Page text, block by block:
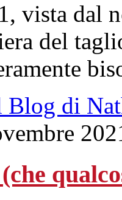
vista dal
del
Blog di